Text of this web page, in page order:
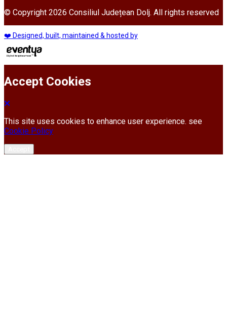
© Copyright 2026 Consiliul Județean Dolj. All rights reserved
❤️ Designed, built, maintained & hosted by
Accept Cookies
This site uses cookies to enhance user experience. see
Cookie Policy